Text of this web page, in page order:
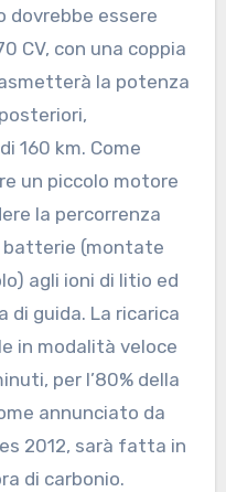
dovrebbe essere
CV, con una coppia
la potenza
160 km. Come
un piccolo motore
la percorrenza
batterie (montate
agli ioni di litio ed
di guida. La ricarica
in modalità veloce
per l’80% della
annunciato da
2012, sarà fatta in
di carbonio.